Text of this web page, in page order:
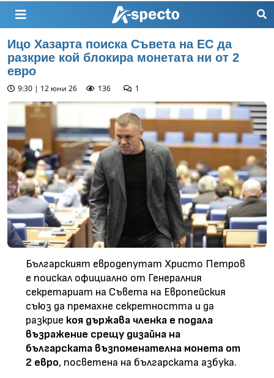
Ицо Хазарта поиска Съвета на ЕС да
разкрие кой блокира монетата ни от 2
евро
9:30 | 12 юни 26 136 1
Българският евродепутат Христо Петров
е поискал официално от Генералния
секретариат на Съвета на Европейския
съюз да премахне секретността и да
разкрие коя държава членка е подала
възражение срещу дизайна на
българската възпоменателна монета от
2 евро, посветена на българската азбука.